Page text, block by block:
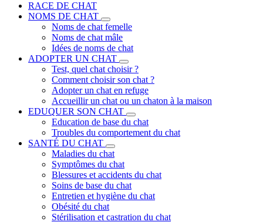
RACE DE CHAT
NOMS DE CHAT
Noms de chat femelle
Noms de chat mâle
Idées de noms de chat
ADOPTER UN CHAT
Test, quel chat choisir ?
Comment choisir son chat ?
Adopter un chat en refuge
Accueillir un chat ou un chaton à la maison
EDUQUER SON CHAT
Education de base du chat
Troubles du comportement du chat
SANTÉ DU CHAT
Maladies du chat
Symptômes du chat
Blessures et accidents du chat
Soins de base du chat
Entretien et hygiène du chat
Obésité du chat
Stérilisation et castration du chat